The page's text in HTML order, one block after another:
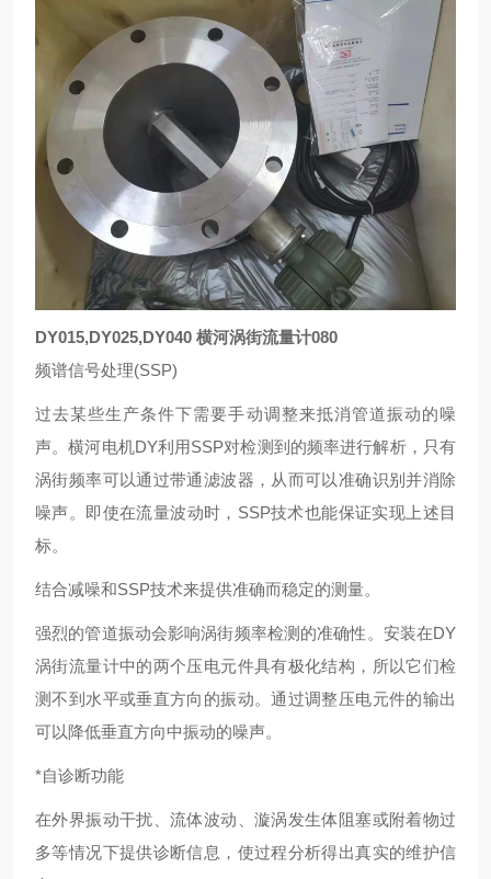
DY015,DY025,DY040 横河涡街流量计080
频谱信号处理(SSP)
过去某些生产条件下需要手动调整来抵消管道振动的噪
声。横河电机DY利用SSP对检测到的频率进行解析，只有
涡街频率可以通过带通滤波器，从而可以准确识别并消除
噪声。即使在流量波动时，SSP技术也能保证实现上述目
标。
结合减噪和SSP技术来提供准确而稳定的测量。
强烈的管道振动会影响涡街频率检测的准确性。安装在DY
涡街流量计中的两个压电元件具有极化结构，所以它们检
测不到水平或垂直方向的振动。通过调整压电元件的输出
可以降低垂直方向中振动的噪声。
*自诊断功能
在外界振动干扰、流体波动、漩涡发生体阻塞或附着物过
多等情况下提供诊断信息，使过程分析得出真实的维护信